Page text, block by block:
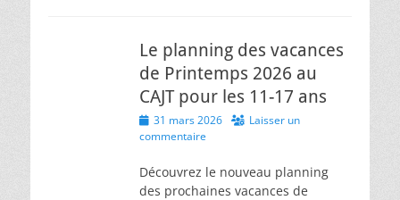
Le planning des vacances
de Printemps 2026 au
CAJT pour les 11-17 ans
Posted
on
31 mars 2026
Laisser un
commentaire
Découvrez le nouveau planning
des prochaines vacances de